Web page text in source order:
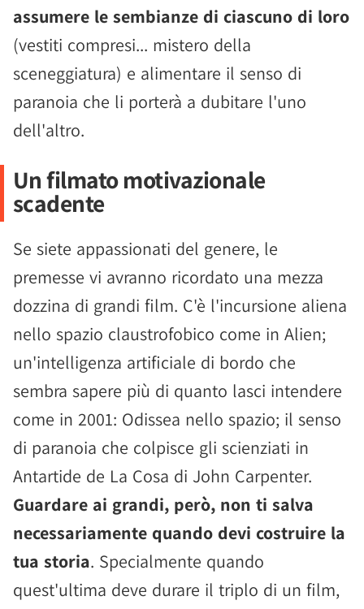
assumere le sembianze di ciascuno di loro
(vestiti compresi... mistero della
sceneggiatura) e alimentare il senso di
paranoia che li porterà a dubitare l'uno
dell'altro.
Un filmato motivazionale
scadente
Se siete appassionati del genere, le
premesse vi avranno ricordato una mezza
dozzina di grandi film. C'è l'incursione aliena
nello spazio claustrofobico come in Alien;
un'intelligenza artificiale di bordo che
sembra sapere più di quanto lasci intendere
come in 2001: Odissea nello spazio; il senso
di paranoia che colpisce gli scienziati in
Antartide de La Cosa di John Carpenter.
Guardare ai grandi, però, non ti salva
necessariamente quando devi costruire la
tua storia. Specialmente quando
quest'ultima deve durare il triplo di un film,